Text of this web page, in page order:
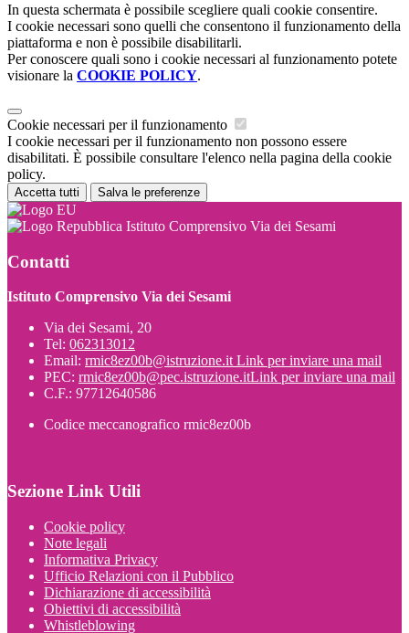
In questa schermata è possibile scegliere quali cookie consentire.
I cookie necessari sono quelli che consentono il funzionamento della
piattaforma e non è possibile disabilitarli.
Per conoscere quali sono i cookie necessari al funzionamento potete
visionare la COOKIE POLICY.
Cookie necessari per il funzionamento
I cookie necessari per il funzionamento non possono essere
disabilitati. È possibile consultare l'elenco nella pagina della cookie
policy.
Accetta tutti Salva le preferenze
Istituto Comprensivo Via dei Sesami
Contatti
Istituto Comprensivo Via dei Sesami
Via dei Sesami, 20
Tel: 062313012
Email: rmic8ez00b@istruzione.it Link per inviare una mail
PEC: rmic8ez00b@pec.istruzione.itLink per inviare una mail
C.F.: 97712640586
Codice meccanografico rmic8ez00b
Sezione Link Utili
Cookie policy
Note legali
Informativa Privacy
Ufficio Relazioni con il Pubblico
Dichiarazione di accessibilità
Obiettivi di accessibilità
Whistleblowing